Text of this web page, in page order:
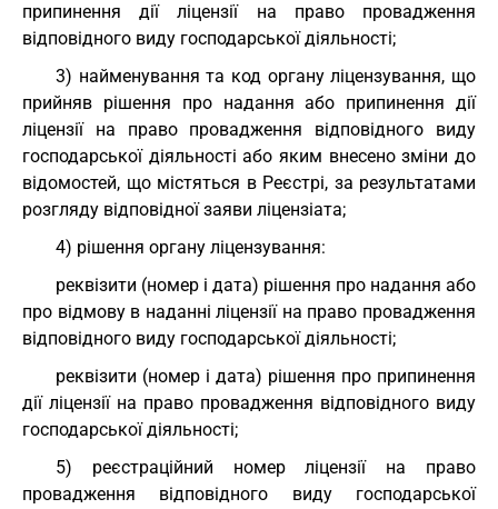
припинення дії ліцензії на право провадження
відповідного виду господарської діяльності;
3) найменування та код органу ліцензування, що
прийняв рішення про надання або припинення дії
ліцензії на право провадження відповідного виду
господарської діяльності або яким внесено зміни до
відомостей, що містяться в Реєстрі, за результатами
розгляду відповідної заяви ліцензіата;
4) рішення органу ліцензування:
реквізити (номер і дата) рішення про надання або
про відмову в наданні ліцензії на право провадження
відповідного виду господарської діяльності;
реквізити (номер і дата) рішення про припинення
дії ліцензії на право провадження відповідного виду
господарської діяльності;
5) реєстраційний номер ліцензії на право
провадження відповідного виду господарської